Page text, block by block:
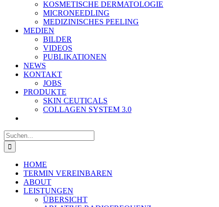
KOSMETISCHE DERMATOLOGIE
MICRONEEDLING
MEDIZINISCHES PEELING
MEDIEN
BILDER
VIDEOS
PUBLIKATIONEN
NEWS
KONTAKT
JOBS
PRODUKTE
SKIN CEUTICALS
COLLAGEN SYSTEM 3.0
Suche
nach:
HOME
TERMIN VEREINBAREN
ABOUT
LEISTUNGEN
ÜBERSICHT